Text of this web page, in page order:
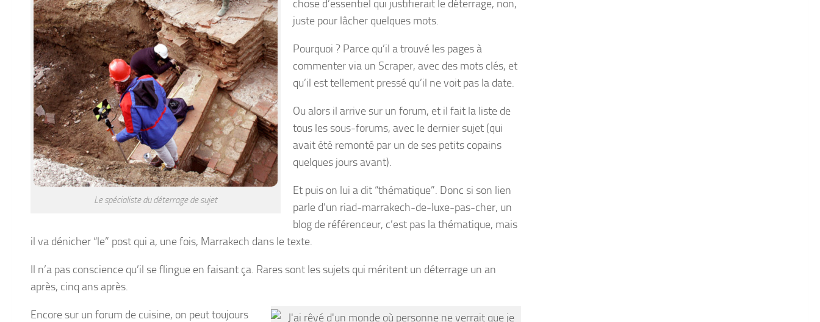
Le spécialiste du déterrage de sujet
chose d’essentiel qui justifierait le déterrage, non,
juste pour lâcher quelques mots.
Pourquoi ? Parce qu’il a trouvé les pages à
commenter via un Scraper, avec des mots clés, et
qu’il est tellement pressé qu’il ne voit pas la date.
Ou alors il arrive sur un forum, et il fait la liste de
tous les sous-forums, avec le dernier sujet (qui
avait été remonté par un de ses petits copains
quelques jours avant).
Et puis on lui a dit “thématique”. Donc si son lien
parle d’un riad-marrakech-de-luxe-pas-cher, un
blog de référenceur, c’est pas la thématique, mais
il va dénicher “le” post qui a, une fois, Marrakech dans le texte.
Il n’a pas conscience qu’il se flingue en faisant ça. Rares sont les sujets qui méritent un déterrage un an
après, cinq ans après.
Encore sur un forum de cuisine, on peut toujours